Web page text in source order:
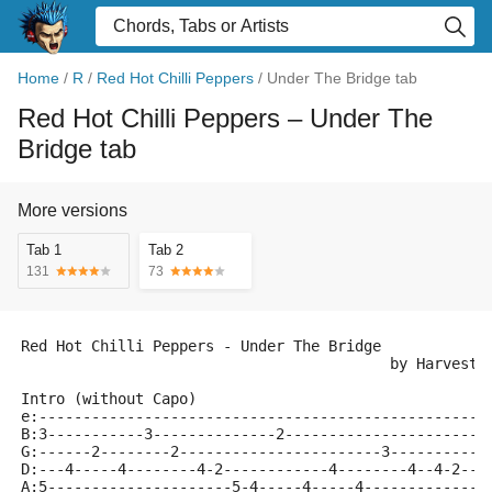
Home / R / Red Hot Chilli Peppers / Under The Bridge tab
Red Hot Chilli Peppers – Under The
Bridge tab
More versions
Tab 1
131
Tab 2
73
Red Hot Chilli Peppers - Under The Bridge
by
Intro (without Capo)
B:3-----------3--------------
G:------2--------2-----------------------
D:---4-----4--------4-2------------4--------4--4-
A:5---------------------5-4-----4-----4-------------